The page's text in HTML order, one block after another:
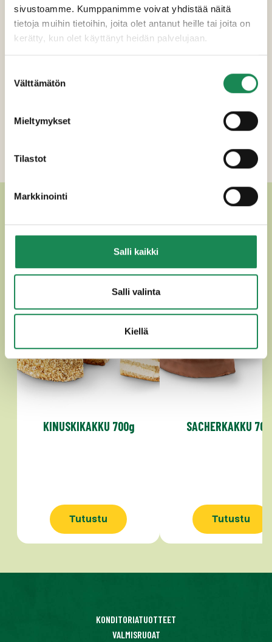
sivustoamme. Kumppanimme voivat yhdistää näitä
tietoja muihin tietoihin, joita olet antanut heille tai joita on
kerätty, kun olet käyttänyt heidän palvelujaan.
valinta
Välttämätön
Mieltymykset
Tilastot
Markkinointi
Salli kaikki
Salli valinta
Kiellä
TÄYTEKAKUT
KINUSKIKAKKU 700g
Tutustu
SACHERKAKKU
Tutustu
KONDITORIATUOTTEET
VALMISRUOAT